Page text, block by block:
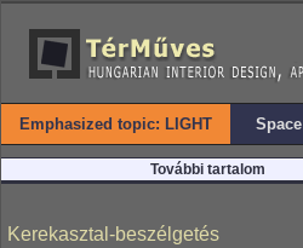
Emphasized topic: LIGHT Space
További tartalom
Kerekasztal-beszélgetés